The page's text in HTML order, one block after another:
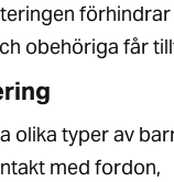
obehöriga får
olika typer av
med fordon,